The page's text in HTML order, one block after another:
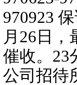
970923
月26日
催收。23
公司招待